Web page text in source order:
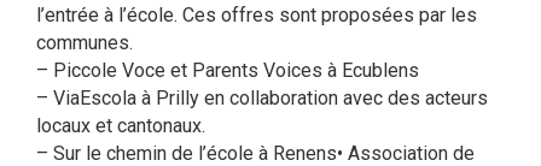
l’entrée à l’école. Ces offres sont proposées par les
communes.
– Piccole Voce et Parents Voices à Ecublens
– ViaEscola à Prilly en collaboration avec des acteurs
locaux et cantonaux.
– Sur le chemin de l’école à Renens• Association de